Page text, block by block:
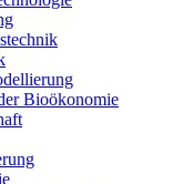
Bioökonomie